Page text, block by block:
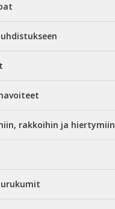
rakkoihin ja hiertymiin